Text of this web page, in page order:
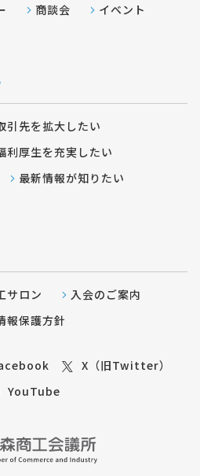
商談会
イベント
引先を拡大したい
利厚生を充実したい
最新情報が知りたい
サロン
入会のご案内
報保護方針
X（旧Twitter）
YouTube